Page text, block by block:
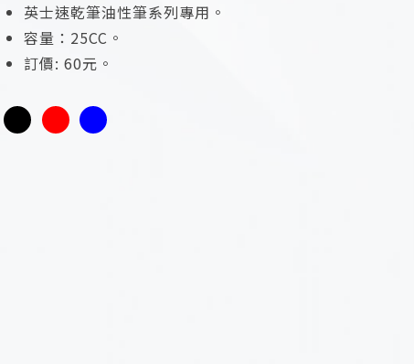
英士速乾筆油性筆系列專用。
容量：25CC。
訂價: 60元。